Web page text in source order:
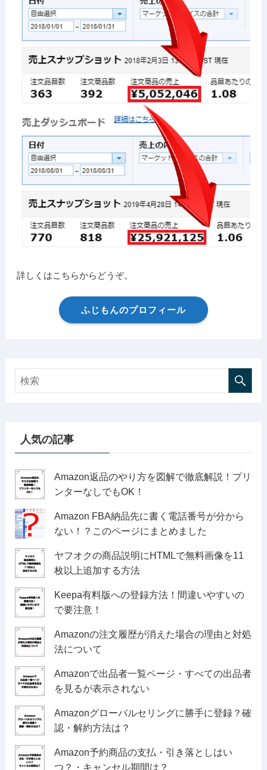
詳しくはこちらからどうぞ。
ふじもんのプロフィール
人気の記事
Amazon返品のやり方を図解で徹底解説！プリ
ンターなしでもOK！
Amazon FBA納品先に書く電話番号が分から
ない！？このページにまとめました
ヤフオクの商品説明にHTMLで無料画像を11
枚以上追加する方法
Keepa有料版への登録方法！間違いやすいの
で要注意！
Amazonの注文履歴が消えた場合の理由と対処
法について
Amazonで出品者一覧ページ・すべての出品者
を見るが表示されない
Amazonグローバルセリングに勝手に登録？確
認・解約方法は？
Amazon予約商品の支払・引き落としはい
つ？・キャンセル期間は？